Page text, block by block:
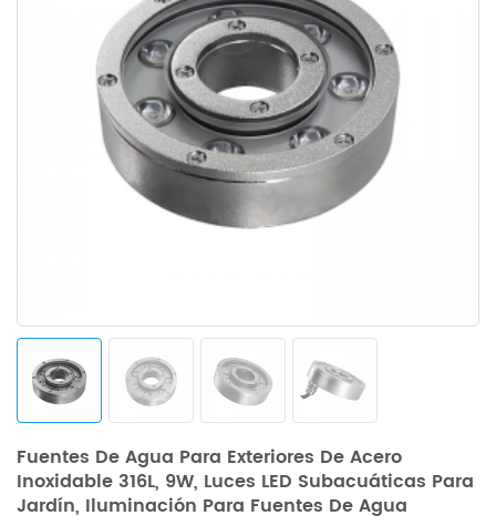
Fuentes De Agua Para Exteriores De Acero
Inoxidable 316L, 9W, Luces LED Subacuáticas Para
Jardín, Iluminación Para Fuentes De Agua